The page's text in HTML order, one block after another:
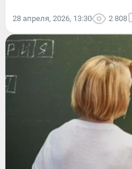
28 апреля, 2026, 13:30 2 808